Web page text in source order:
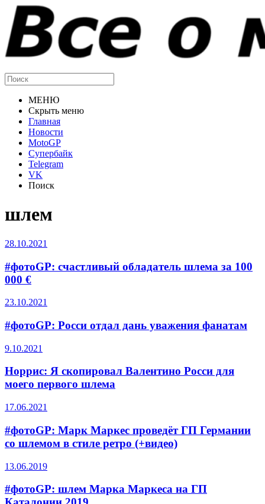
МЕНЮ
Скрыть меню
Главная
Новости
MotoGP
Супербайк
Telegram
VK
Поиск
шлем
28.10.2021
#фотоGP: счастливый обладатель шлема за 100
000 €
23.10.2021
#фотоGP: Росси отдал дань уважения фанатам
9.10.2021
Норрис: Я скопировал Валентино Росси для
моего первого шлема
17.06.2021
#фотоGP: Марк Маркес проведёт ГП Германии
со шлемом в стиле ретро (+видео)
13.06.2019
#фотоGP: шлем Марка Маркеса на ГП